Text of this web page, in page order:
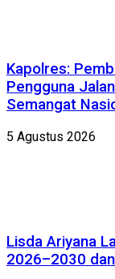
Kapolres:
Pengguna
Semangat
5 Agustus 2026
Lisda Ariyana
2026–2030